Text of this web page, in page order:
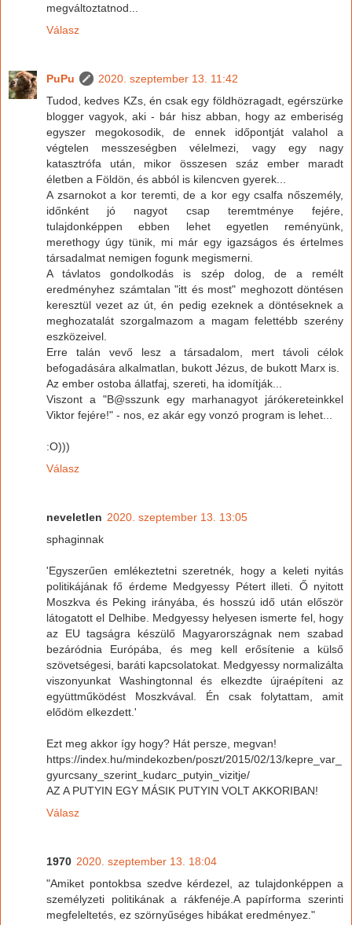
megváltoztatnod...
Válasz
PuPu
2020. szeptember 13. 11:42
Tudod, kedves KZs, én csak egy földhözragadt, egérszürke
blogger vagyok, aki - bár hisz abban, hogy az emberiség
egyszer megokosodik, de ennek időpontját valahol a
végtelen messzeségben vélelmezi, vagy egy nagy
katasztrófa után, mikor összesen száz ember maradt
életben a Földön, és abból is kilencven gyerek...
A zsarnokot a kor teremti, de a kor egy csalfa nőszemély,
időnként jó nagyot csap teremtménye fejére,
tulajdonképpen ebben lehet egyetlen reményünk,
merethogy úgy tünik, mi már egy igazságos és értelmes
társadalmat nemigen fogunk megismerni.
A távlatos gondolkodás is szép dolog, de a remélt
eredményhez számtalan "itt és most" meghozott döntésen
keresztül vezet az út, én pedig ezeknek a döntéseknek a
meghozatalát szorgalmazom a magam felettébb szerény
eszközeivel.
Erre talán vevő lesz a társadalom, mert távoli célok
befogadására alkalmatlan, bukott Jézus, de bukott Marx is.
Az ember ostoba állatfaj, szereti, ha idomítják...
Viszont a "B@sszunk egy marhanagyot járókereteinkkel
Viktor fejére!" - nos, ez akár egy vonzó program is lehet...
:O)))
Válasz
neveletlen 2020. szeptember 13. 13:05
sphaginnak
'Egyszerűen emlékeztetni szeretnék, hogy a keleti nyitás
politikájának fő érdeme Medgyessy Pétert illeti. Ő nyitott
Moszkva és Peking irányába, és hosszú idő után először
látogatott el Delhibe. Medgyessy helyesen ismerte fel, hogy
az EU tagságra készülő Magyarországnak nem szabad
bezáródnia Európába, és meg kell erősítenie a külső
szövetségesi, baráti kapcsolatokat. Medgyessy normalizálta
viszonyunkat Washingtonnal és elkezdte újraépíteni az
együttműködést Moszkvával. Én csak folytattam, amit
elődöm elkezdett.'
Ezt meg akkor így hogy? Hát persze, megvan!
https://index.hu/mindekozben/poszt/2015/02/13/kepre_var_
gyurcsany_szerint_kudarc_putyin_vizitje/
AZ A PUTYIN EGY MÁSIK PUTYIN VOLT AKKORIBAN!
Válasz
1970 2020. szeptember 13. 18:04
"Amiket pontokbsa szedve kérdezel, az tulajdonképpen a
személyzeti politikának a rákfenéje.A papírforma szerinti
megfeleltetés, ez szörnyűséges hibákat eredményez."